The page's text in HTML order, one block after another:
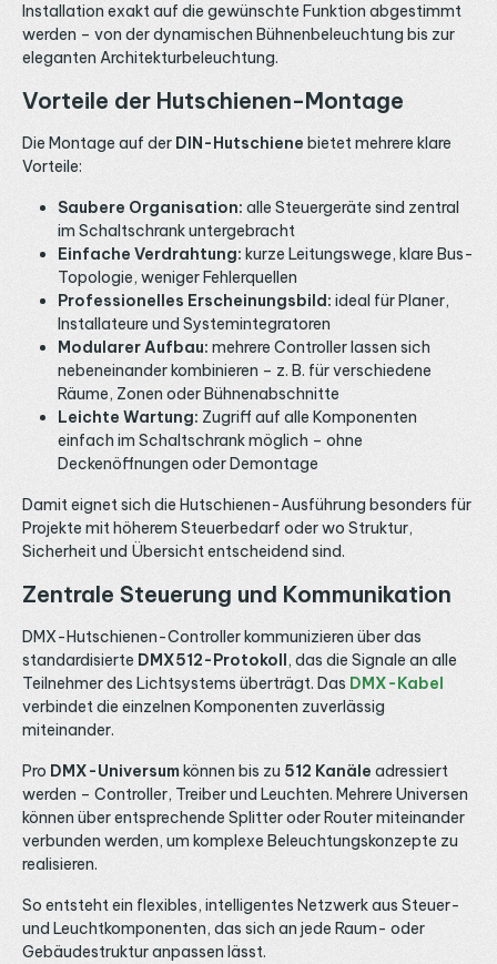
Installation exakt auf die gewünschte Funktion abgestimmt
werden – von der dynamischen Bühnenbeleuchtung bis zur
eleganten Architekturbeleuchtung.
Vorteile der Hutschienen-Montage
Die Montage auf der DIN-Hutschiene bietet mehrere klare
Vorteile:
Saubere Organisation: alle Steuergeräte sind zentral
im Schaltschrank untergebracht
Einfache Verdrahtung: kurze Leitungswege, klare Bus-
Topologie, weniger Fehlerquellen
Professionelles Erscheinungsbild: ideal für Planer,
Installateure und Systemintegratoren
Modularer Aufbau: mehrere Controller lassen sich
nebeneinander kombinieren – z. B. für verschiedene
Räume, Zonen oder Bühnenabschnitte
Leichte Wartung: Zugriff auf alle Komponenten
einfach im Schaltschrank möglich – ohne
Deckenöffnungen oder Demontage
Damit eignet sich die Hutschienen-Ausführung besonders für
Projekte mit höherem Steuerbedarf oder wo Struktur,
Sicherheit und Übersicht entscheidend sind.
Zentrale Steuerung und Kommunikation
DMX-Hutschienen-Controller kommunizieren über das
standardisierte DMX512-Protokoll, das die Signale an alle
Teilnehmer des Lichtsystems überträgt. Das DMX-Kabel
verbindet die einzelnen Komponenten zuverlässig
miteinander.
Pro DMX-Universumkönnen bis zu 512 Kanäle adressiert
werden – Controller, Treiber und Leuchten. Mehrere Universen
können über entsprechende Splitter oder Router miteinander
verbunden werden, um komplexe Beleuchtungskonzepte zu
realisieren.
So entsteht ein flexibles, intelligentes Netzwerk aus Steuer-
und Leuchtkomponenten, das sich an jede Raum- oder
Gebäudestruktur anpassen lässt.